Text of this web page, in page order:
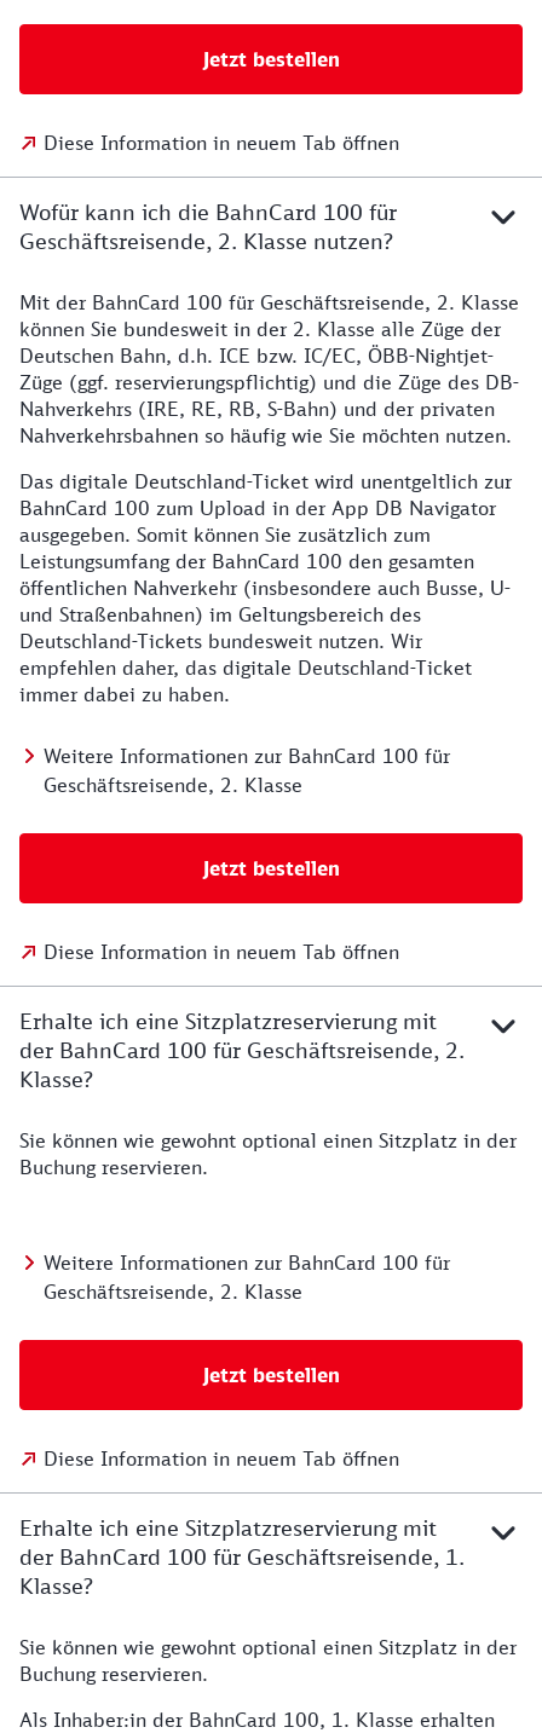
Jetzt bestellen
Diese Information in neuem Tab öffnen
Wofür kann ich die BahnCard 100 für
Geschäftsreisende, 2. Klasse nutzen?
Mit der BahnCard 100 für Geschäftsreisende, 2. Klasse
können Sie bundesweit in der 2. Klasse alle Züge der
Deutschen Bahn, d.h. ICE bzw. IC/EC, ÖBB-Nightjet-
Züge (ggf. reservierungspflichtig) und die Züge des DB-
Nahverkehrs (IRE, RE, RB, S-Bahn) und der privaten
Nahverkehrsbahnen so häufig wie Sie möchten nutzen.
Das digitale Deutschland-Ticket wird unentgeltlich zur
BahnCard 100 zum Upload in der App DB Navigator
ausgegeben. Somit können Sie zusätzlich zum
Leistungsumfang der BahnCard 100 den gesamten
öffentlichen Nahverkehr (insbesondere auch Busse, U-
und Straßenbahnen) im Geltungsbereich des
Deutschland-Tickets bundesweit nutzen. Wir
empfehlen daher, das digitale Deutschland-Ticket
immer dabei zu haben.
Weitere Informationen zur BahnCard 100 für
Geschäftsreisende, 2. Klasse
Jetzt bestellen
Diese Information in neuem Tab öffnen
Erhalte ich eine Sitzplatzreservierung mit
der BahnCard 100 für Geschäftsreisende, 2.
Klasse?
Sie können wie gewohnt optional einen Sitzplatz in der
Buchung reservieren.
Weitere Informationen zur BahnCard 100 für
Geschäftsreisende, 2. Klasse
Jetzt bestellen
Diese Information in neuem Tab öffnen
Erhalte ich eine Sitzplatzreservierung mit
der BahnCard 100 für Geschäftsreisende, 1.
Klasse?
Sie können wie gewohnt optional einen Sitzplatz in der
Buchung reservieren.
Als Inhaber:in der BahnCard 100, 1. Klasse erhalten